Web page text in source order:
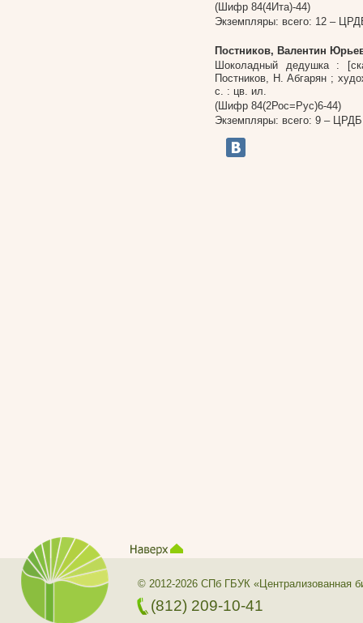
(Шифр 84(4Ита)-44)
Экземпляры: всего: 12 –
Постников, Валентин
Шоколадный дедушка :
Постников, Н. Абгарян ;
с. : цв. ил.
(Шифр 84(2Роc=Руc)6-44)
Экземпляры: всего: 9 –
© 2012-2026 СПб ГБУК «Централизованная
(812) 209-10-41